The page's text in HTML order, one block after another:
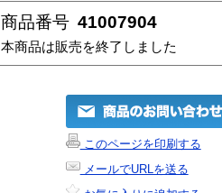
商品番号 41007904
本商品は販売を終了しました
このページを印刷する
メールでURLを送る